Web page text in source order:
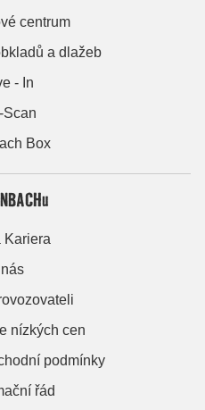
centrum
a dlažeb
- In
Scan
Box
Kariera
nízkých cen
podmínky
řád